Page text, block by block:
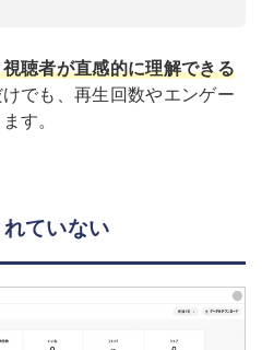
聴者が直感的に理解できる
でも、再生回数やエンゲー
す。
ていない